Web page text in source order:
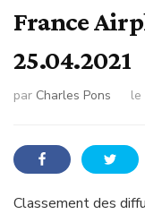
France
25.04.2021
par Charles Pons le
Classement des